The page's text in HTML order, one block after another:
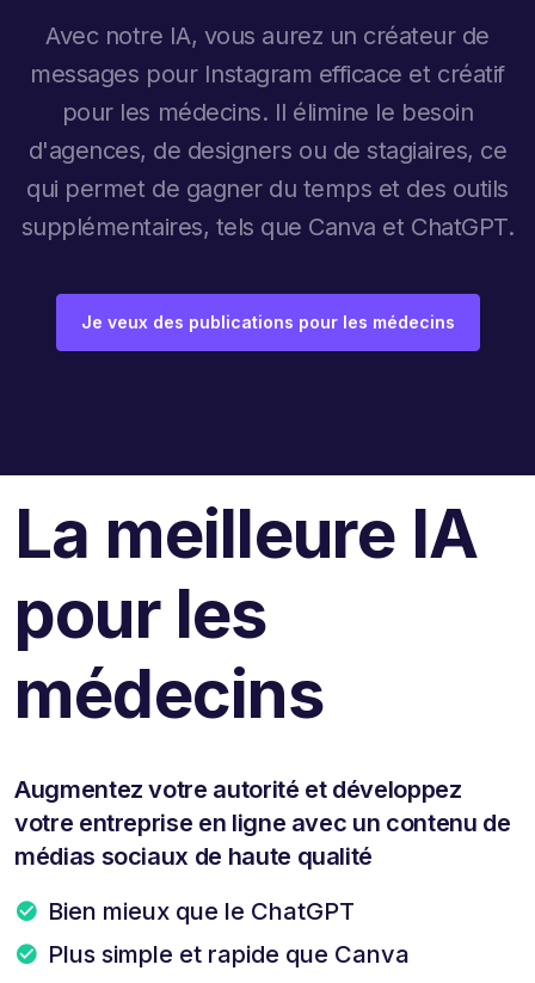
Avec notre IA, vous aurez un créateur de
messages pour Instagram efficace et créatif
pour les médecins. Il élimine le besoin
d'agences, de designers ou de stagiaires, ce
qui permet de gagner du temps et des outils
supplémentaires, tels que Canva et ChatGPT.
Je veux des publications pour les médecins
La meilleure IA
pour les
médecins
Augmentez votre autorité et développez
votre entreprise en ligne avec un contenu de
médias sociaux de haute qualité
Bien mieux que le ChatGPT
Plus simple et rapide que Canva